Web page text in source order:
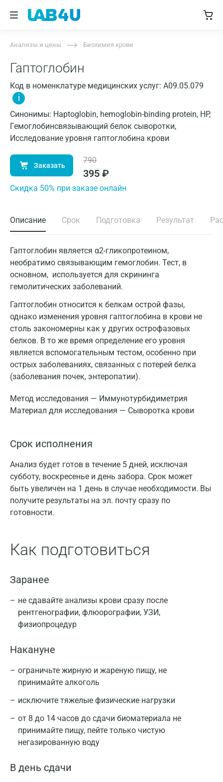
Анализы и цены Биохимия крови
Гаптоглобин
Код в номенклатуре медицинских услуг: A09.05.079
i
Синонимы: Haptoglobin, hemoglobin-binding protein, HP,
Гемоглобинсвязывающий белок сыворотки,
Исследование уровня гаптоглобина крови
Заказать
790
395 ₽
Cкидка 50% при заказе онлайн
Описание Срок Подготовка Результат
Гаптоглобин является α2-гликопротеином,
необратимо связывающим гемоглобин. Тест, в
основном, используется для скрининга
гемолитических заболеваний.
Гаптоглобин относится к белкам острой фазы,
однако изменения уровня гаптоглобина в крови не
столь закономерны как у других острофазовых
белков. В то же время определение его уровня
является вспомогательным тестом, особенно при
острых заболеваниях, связанных с потерей белка
(заболевания почек, энтеропатии).
Метод исследования — Иммунотурбидиметрия
Материал для исследования — Сыворотка крови
Срок исполнения
Анализ будет готов в течение 5 дней, исключая
субботу, воскресенье и день забора. Срок может
быть увеличен на 1 день в случае необходимости. Вы
получите результаты на эл. почту сразу по
готовности.
Как подготовиться
Заранее
не сдавайте анализы крови сразу после
рентгенографии, флюорографии, УЗИ,
физиопроцедур
Накануне
ограничьте жирную и жареную пищу, не
принимайте алкоголь
исключите тяжелые физические нагрузки
от 8 до 14 часов до сдачи биоматериала не
принимайте пищу, пейте только чистую
негазированную воду
В день сдачи